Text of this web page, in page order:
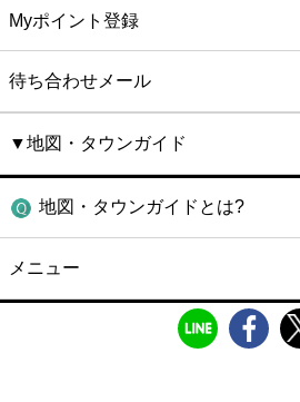
Myポイント登録
待ち合わせメール
▼地図・タウンガイド
地図・タウンガイドとは?
メニュー